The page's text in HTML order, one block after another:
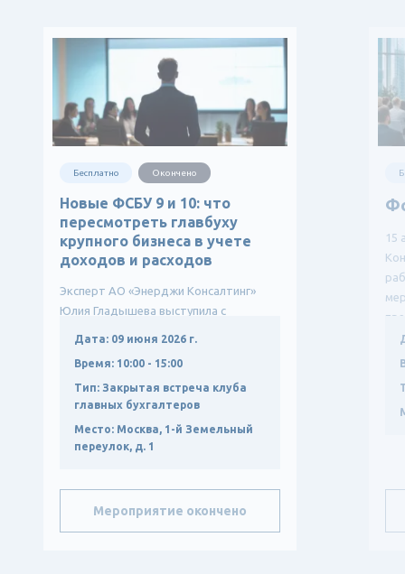
Бесплатно Окончено
Новые ФСБУ 9 и 10: что
пересмотреть главбуху
крупного бизнеса в учете
доходов и расходов
Эксперт АО «Энерджи Консалтинг»
Юлия Гладышева выступила с
политику крупных компаний, р...
Дата: 09 июня 2026 г.
Время: 10:00 - 15:00
Тип: Закрытая встреча клуба
главных бухгалтеров
Место: Москва, 1-й Земельный
переулок, д. 1
Мероприятие окончено
15